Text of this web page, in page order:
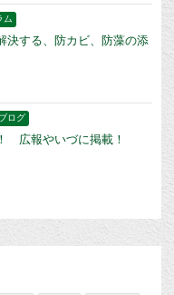
ム
決する、防カビ、防藻の添
ログ
広報やいづに掲載！